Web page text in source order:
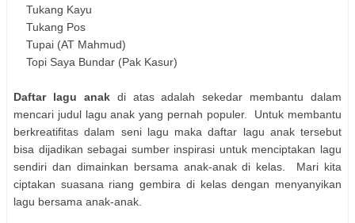
Tukang Kayu
Tukang Pos
Tupai (AT Mahmud)
Topi Saya Bundar (Pak Kasur)
Daftar lagu anakdi atas adalah sekedar membantu dalam
mencari judul lagu anak yang pernah populer. Untuk membantu
berkreatifitas dalam seni lagu maka daftar lagu anak tersebut
bisa dijadikan sebagai sumber inspirasi untuk menciptakan lagu
sendiri dan dimainkan bersama anak-anak di kelas. Mari kita
ciptakan suasana riang gembira di kelas dengan menyanyikan
lagu bersama anak-anak.